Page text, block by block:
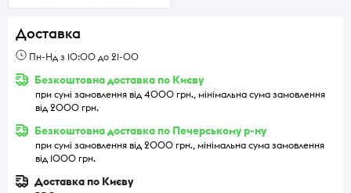
Доставка
Пн-Нд з 10:00 до 21-00
Безкоштовна доставка по Києву
при сумі замовлення від 4000 грн., мінімальна сума замовлення
від 2000 грн.
Безкоштовна доставка по Печерському р-ну
при сумі замовлення від 2000 грн., мінімальна сума замовлення
від 1000 грн.
Доставка по Києву